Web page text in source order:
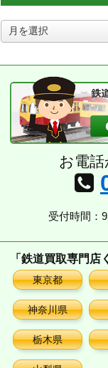
ア
ー
ブ
お電
受付時間：
「鉄道買取専門
東京都
神奈川県
栃木県